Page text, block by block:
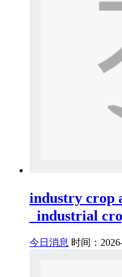
industry crop
_industrial
今日消息 时间：